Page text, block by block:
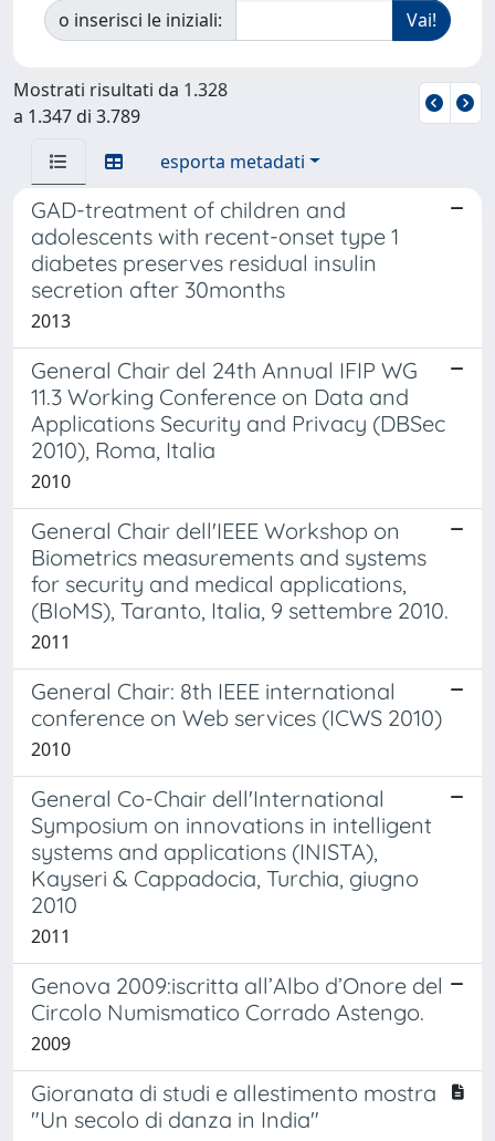
o inserisci le iniziali:
Mostrati risultati da 1.328
a 1.347 di 3.789
esporta metadati
GAD-treatment of children and
adolescents with recent-onset type 1
diabetes preserves residual insulin
secretion after 30months
2013
General Chair del 24th Annual IFIP WG
11.3 Working Conference on Data and
Applications Security and Privacy (DBSec
2010), Roma, Italia
2010
General Chair dell'IEEE Workshop on
Biometrics measurements and systems
for security and medical applications,
(BIoMS), Taranto, Italia, 9 settembre 2010.
2011
General Chair: 8th IEEE international
conference on Web services (ICWS 2010)
2010
General Co-Chair dell'International
Symposium on innovations in intelligent
systems and applications (INISTA),
Kayseri & Cappadocia, Turchia, giugno
2010
2011
Genova 2009:iscritta all’Albo d’Onore del
Circolo Numismatico Corrado Astengo.
2009
Gioranata di studi e allestimento mostra
"Un secolo di danza in India"